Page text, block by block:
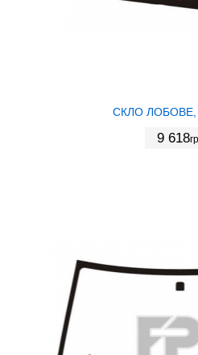
СКЛО ЛОБОВЕ,
9 618